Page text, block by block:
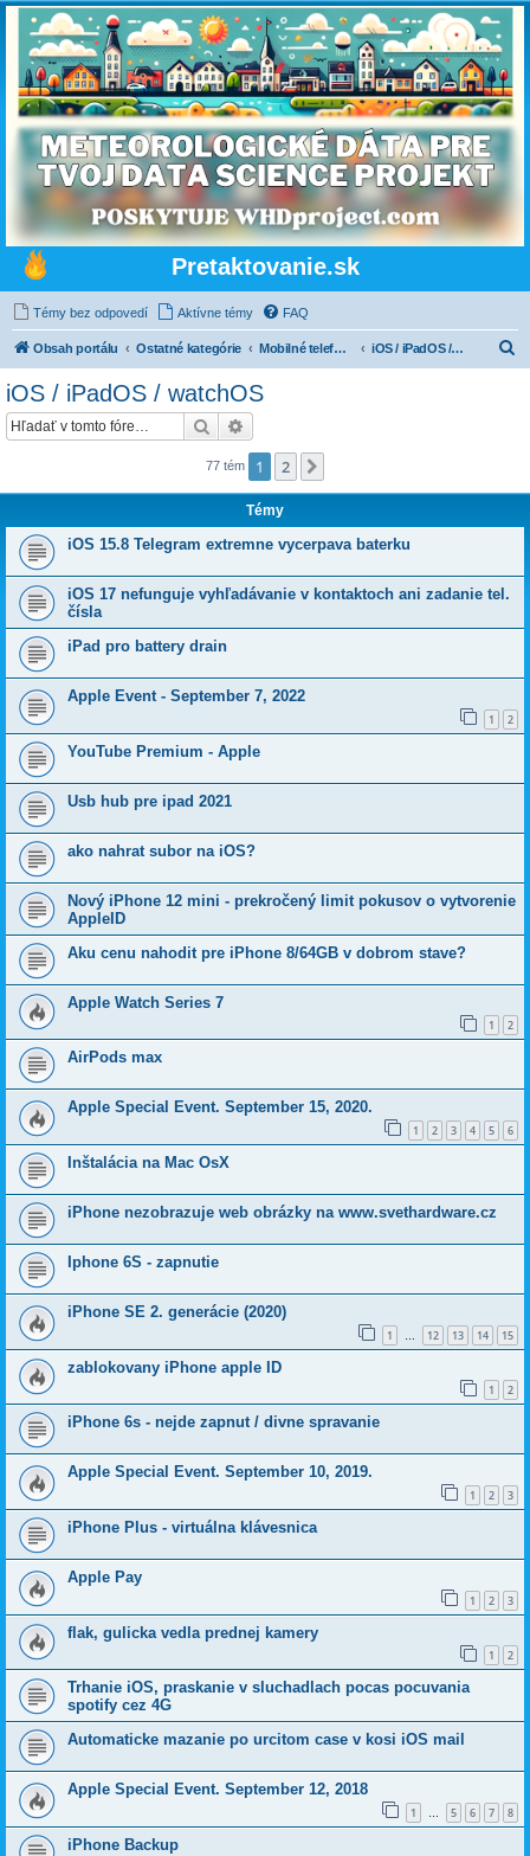
Pretaktovanie.sk
Témy bez odpovedí Aktívne témy FAQ
Obsah portálu Ostatné kategórie Mobilné telefóny, tablety, wearables a mobilné siete iOS / iPadOS / watchOS
iOS / iPadOS / watchOS
Hľadať
77 tém 1 2
Témy
iOS 15.8 Telegram extremne vycerpava baterku
iOS 17 nefunguje vyhľadávanie v kontaktoch ani zadanie tel.
čísla
iPad pro battery drain
Apple Event - September 7, 2022
1 2
YouTube Premium - Apple
Usb hub pre ipad 2021
ako nahrat subor na iOS?
Nový iPhone 12 mini - prekročený limit pokusov o vytvorenie
AppleID
Aku cenu nahodit pre iPhone 8/64GB v dobrom stave?
Apple Watch Series 7
1 2
AirPods max
Apple Special Event. September 15, 2020.
1 2 3 4 5 6
Inštalácia na Mac OsX
iPhone nezobrazuje web obrázky na www.svethardware.cz
Iphone 6S - zapnutie
iPhone SE 2. generácie (2020)
1 … 12 13 14 15
zablokovany iPhone apple ID
1 2
iPhone 6s - nejde zapnut / divne spravanie
Apple Special Event. September 10, 2019.
1 2 3
iPhone Plus - virtuálna klávesnica
Apple Pay
1 2 3
flak, gulicka vedla prednej kamery
1 2
Trhanie iOS, praskanie v sluchadlach pocas pocuvania
spotify cez 4G
Automaticke mazanie po urcitom case v kosi iOS mail
Apple Special Event. September 12, 2018
1 … 5 6 7 8
iPhone Backup